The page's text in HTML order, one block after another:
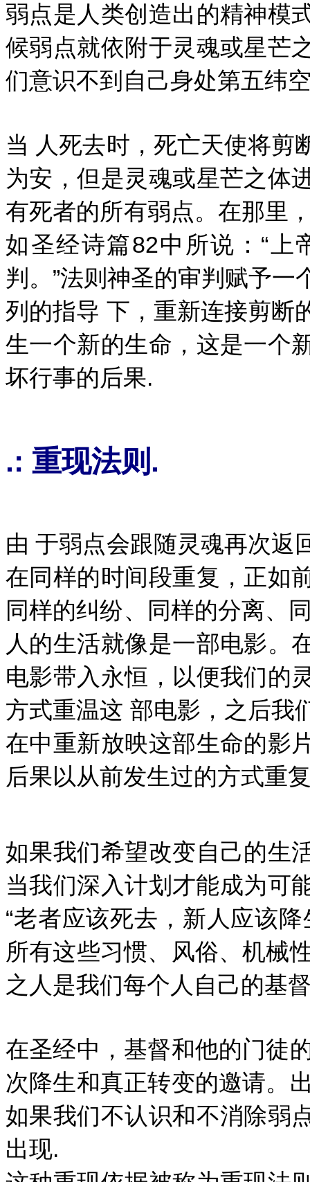
弱点是人类创造出的精神模
候弱点就依附于灵魂或星芒
们意识不到自己身处第五纬
当 人死去时，死亡天使将剪
为安，但是灵魂或星芒之体
有死者的所有弱点。在那里
如圣经诗篇82中所说：“上
判。”法则神圣的审判赋予
列的指导 下，重新连接剪断
生一个新的生命，这是一个
坏行事的后果.
.: 重现法则.
由 于弱点会跟随灵魂再次返
在同样的时间段重复，正如
同样的纠纷、同样的分离、
人的生活就像是一部电影。
电影带入永恒，以便我们的
方式重温这 部电影，之后我
在中重新放映这部生命的影
后果以从前发生过的方式重
如果我们希望改变自己的生
当我们深入计划才能成为可
“老者应该死去，新人应该降
所有这些习惯、风俗、机械
之人是我们每个人自己的基
在圣经中，基督和他的门徒
次降生和真正转变的邀请。
如果我们不认识和不消除弱
出现.